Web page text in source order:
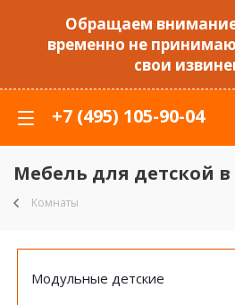
Обращаем
временно не
свои
+7 (495) 105-90-04
Мебель для детской в
Комнаты
Модульные детские